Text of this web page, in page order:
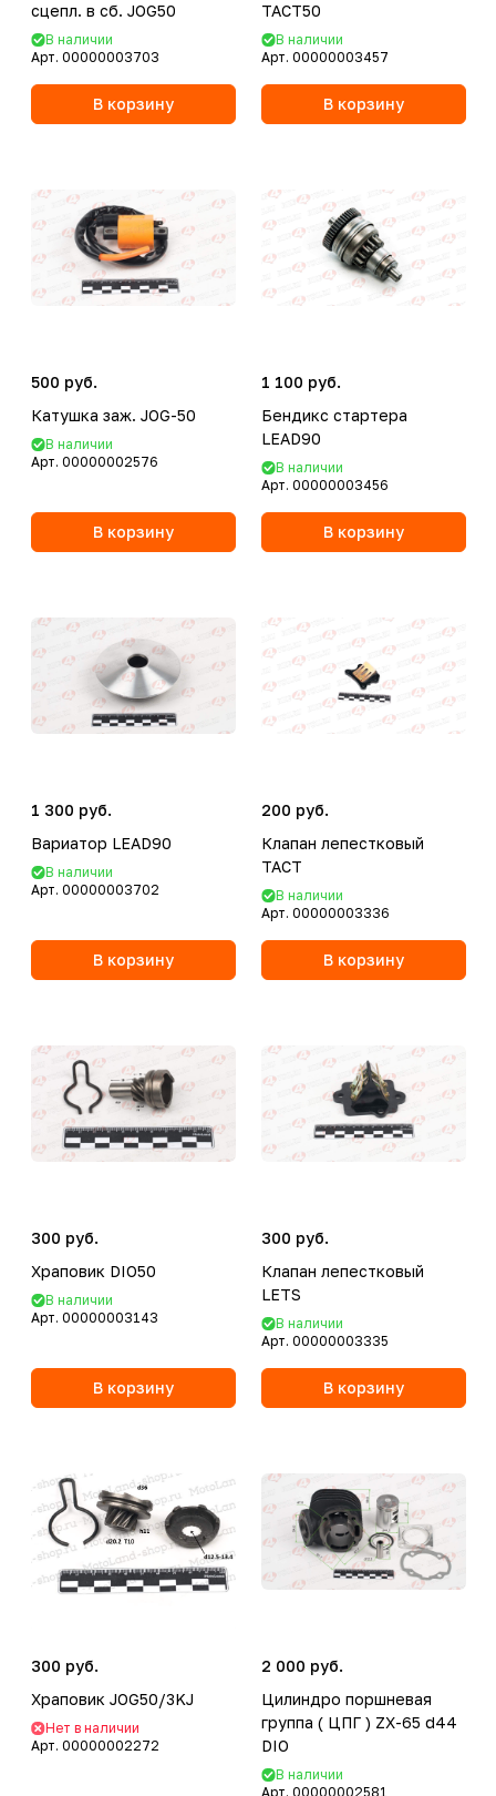
сцепл. в сб. JOG50
В наличии
Арт. 00000003703
В корзину
TACT50
В наличии
Арт. 00000003457
В корзину
500 руб.
Катушка заж. JOG-50
В наличии
Арт. 00000002576
В корзину
1 100 руб.
Бендикс стартера
LEAD90
В наличии
Арт. 00000003456
В корзину
1 300 руб.
Вариатор LEAD90
В наличии
Арт. 00000003702
В корзину
200 руб.
Клапан лепестковый
TACT
В наличии
Арт. 00000003336
В корзину
300 руб.
Храповик DIO50
В наличии
Арт. 00000003143
В корзину
300 руб.
Клапан лепестковый
LETS
В наличии
Арт. 00000003335
В корзину
300 руб.
Храповик JOG50/3KJ
Нет в наличии
Арт. 00000002272
2 000 руб.
Цилиндро поршневая
группа ( ЦПГ ) ZX-65 d44
DIO
В наличии
Арт. 00000002581